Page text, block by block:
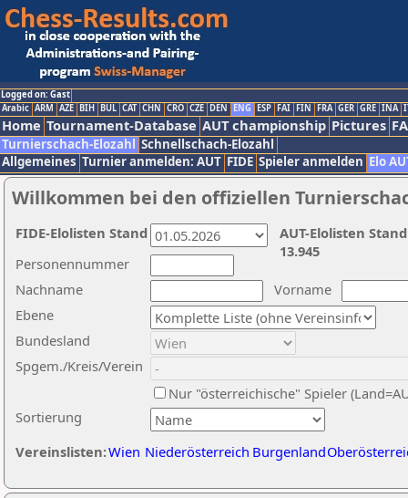
Logged on: Gast
Arabic ARM AZE BIH BUL CAT CHN CRO CZE DEN ENG ESP FAI FIN FRA GER GRE INA
Home Tournament-Database AUT championship Pictures
Turnierschach-Elozahl Schnellschach-Elozahl
Allgemeines Turnier anmelden: AUT FIDE Spieler anmelden Elo
Willkommen bei den offiziellen
Nachname
Vorname
Ebene
Sortierung
Personennummer
Bundesland
Spgem./Kreis/Verein
Nur "österreichische" Spieler
Vereinslisten:Wien Niederösterreich Burgenland
AUT-Elolisten
13.945
FIDE-Elolisten Stand